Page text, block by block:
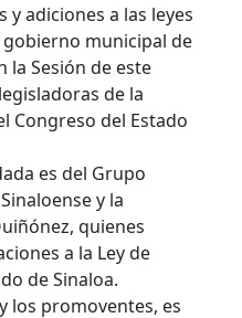
adiciones a las leyes
municipal de
la Sesión de este
de la
Congreso del Estado
es del Grupo
y la
quienes
a la Ley de
de Sinaloa.
los promoventes, es